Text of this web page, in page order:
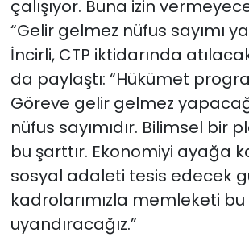
çalışıyor. Buna izin
“Gelir gelmez nüfus sayımı
İncirli, CTP iktidarında
da paylaştı: “Hükümet
Göreve gelir gelmez
nüfus sayımıdır. Bilimsel bir
bu şarttır. Ekonomiyi ayağa
sosyal adaleti tesis edecek
kadrolarımızla memleketi
uyandıracağız.”